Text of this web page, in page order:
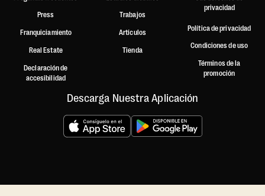
Press
Franquiciamiento
Real Estate
Declaración de
accesibilidad
Trabajos
Artículos
Tienda
privacidad
Política de privacidad
Condiciones de uso
Términos de la
promoción
Descarga Nuestra Aplicación